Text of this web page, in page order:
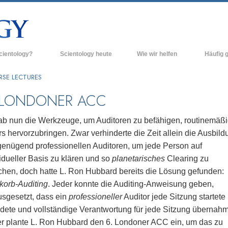
und Praxis
Scientologen kennen
Scientology Kirche
der Scientology
in die Dianetik
– Was ist Größe?
Scientology heute
Flag Land Base
Freewinds
Scientology für die Welt
David Miscavige - Das kirchliche
Oberhaupt der Scientology
Wie wir helfen Häufig
Die
LECTURES
ACC
nun die Werkzeuge, um Auditoren zu befähigen,
hervorzubringen. Zwar verhinderte die Zeit allein die
professionellen Auditoren, um jede Person auf
Basis zu klären und so planetarisches Clearing zu
doch hatte L. Ron Hubbard bereits die Lösung gefunden:
Auditing. Jeder konnte die Auditing-Anweisung geben,
dass ein professionellerAuditor jede Sitzung startete
und vollständige Verantwortung für jede Sitzung
plante L. Ron Hubbard den 6. Londoner ACC ein, um das zu